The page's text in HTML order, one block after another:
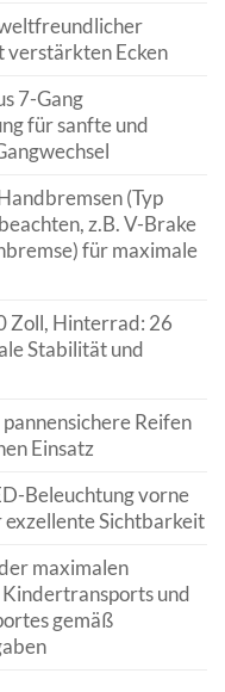
verstärkten Ecken
7-Gang
für sanfte und
(Typ
z.B. V-Brake
für maximale
Zoll, Hinterrad: 26
Stabilität und
Reifen
Einsatz
Beleuchtung vorne
exzellente Sichtbarkeit
maximalen
und
gemäß